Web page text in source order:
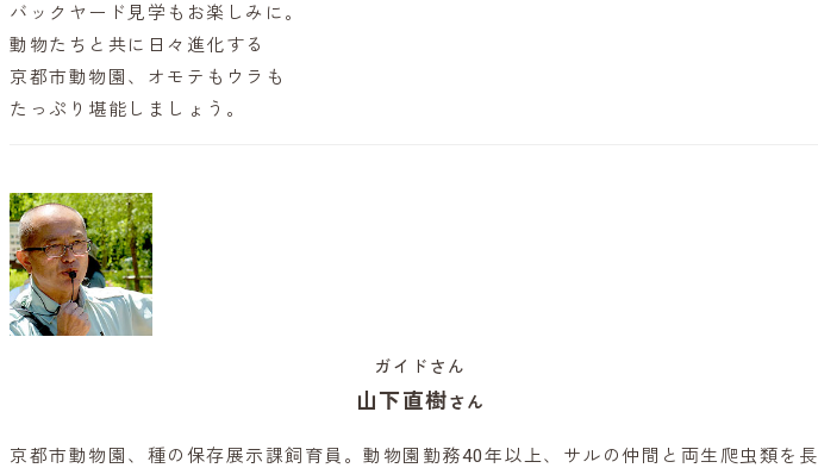
バックヤード見学もお楽しみに。
動物たちと共に日々進化する
京都市動物園、オモテもウラも
たっぷり堪能しましょう。
ガイドさん
山下直樹さん
京都市動物園、種の保存展示課飼育員。動物園勤務40年以上、サルの仲間と両生爬虫類を長